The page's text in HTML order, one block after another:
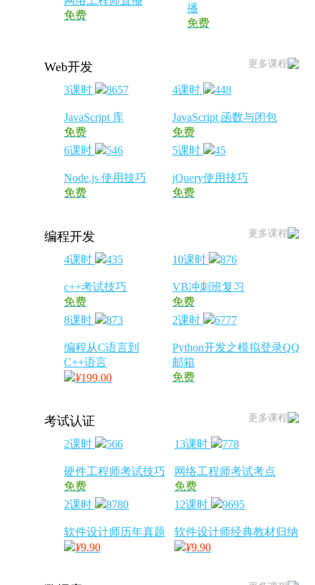
免费
播
免费
更多课程
Web开发
3课时 8657
JavaScript 库
免费
4课时 448
JavaScript 函数与闭包
免费
6课时
546
Node.js 使用技巧
免费
5课时 45
jQuery使用技巧
免费
更多课程
编程开发
4课时 435
c++考试技巧
免费
10课时 876
VB冲刺班复习
免费
8课时
873
编程从C语言到
C++语言
¥199.00
2课时 6777
Python开发之模拟登录QQ
邮箱
免费
更多课程
考试认证
2课时 566
硬件工程师考试技巧
免费
13课时 778
网络工程师考试考点
免费
2课时
8780
软件设计师历年真题
¥9.90
12课时 9695
软件设计师经典教材归纳
¥9.90